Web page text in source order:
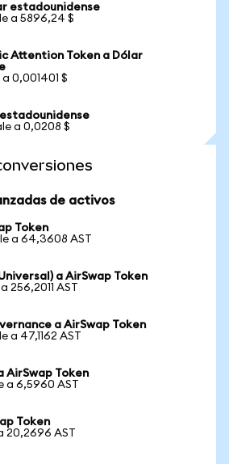
estadounidense
a 5896,24 $
Attention Token a Dólar
0,001401 $
a 0,0208 $
de activos
Token
a 64,3608 AST
a AirSwap Token
256,2011 AST
a AirSwap Token
a 47,1162 AST
AirSwap Token
a 6,5960 AST
Token
20,2696 AST